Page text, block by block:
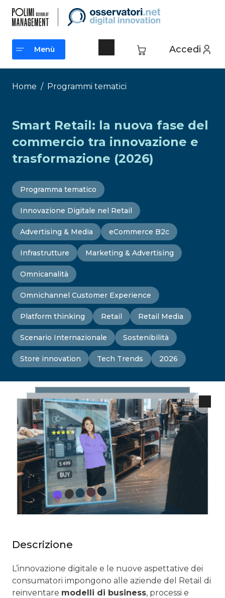
contenuto
Accedi
Menù
Menù
Home / Programmi tematici
Smart Retail: la nuova fase del
commercio tra innovazione e
trasformazione (2026)
Programma tematico
Innovazione Digitale nel Retail
Advertising & Media eCommerce B2c
Infrastrutture Marketing & Advertising
Omnicanalità
Omnichannel Customer Experience
Platform thinking Retail Retail Media
Scenario Internazionale Sostenibilità
Store innovation Tech Trends 2026
Descrizione
L’innovazione digitale e le nuove aspettative dei
consumatori impongono alle aziende del Retail di
reinventare modelli di business, processi e